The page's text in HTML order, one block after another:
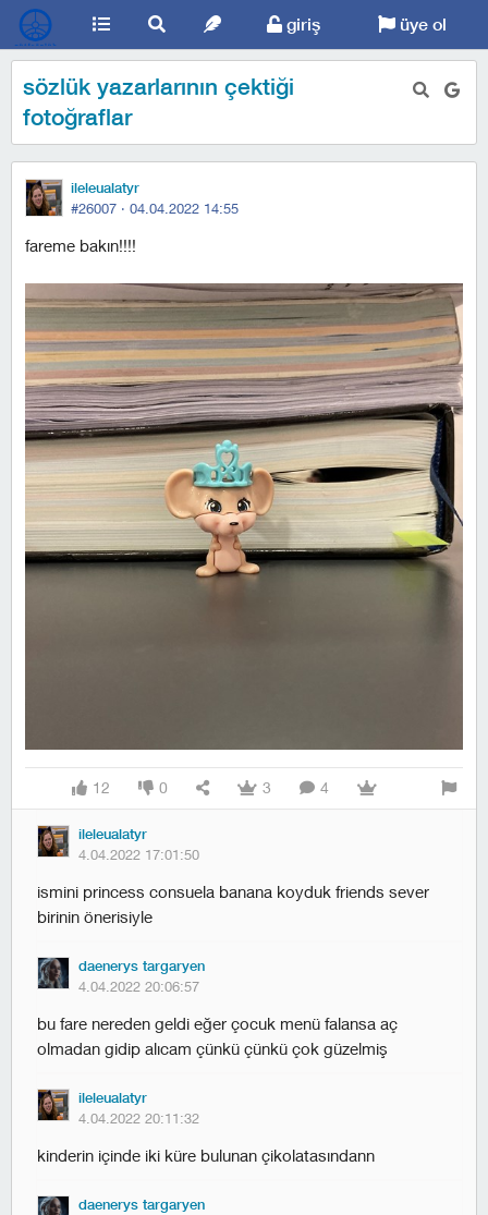
giriş üye ol
sözlük yazarlarının çektiği
fotoğraflar
ileleualatyr
#26007 · 04.04.2022 14:55
fareme bakın!!!!
12 0 3 4
ileleualatyr
4.04.2022 17:01:50
i̇smini princess consuela banana koyduk friends sever
birinin önerisiyle
daenerys targaryen
4.04.2022 20:06:57
bu fare nereden geldi eğer çocuk menü falansa aç
olmadan gidip alıcam çünkü çünkü çok güzelmiş
ileleualatyr
4.04.2022 20:11:32
kinderin içinde iki küre bulunan çikolatasındann
daenerys targaryen